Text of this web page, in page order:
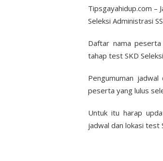
Tipsgayahidup.com –
Seleksi Administrasi
Daftar nama
tahap test SKD
Pengumuman
peserta yang lulus
Untuk itu harap
jadwal dan lokasi test